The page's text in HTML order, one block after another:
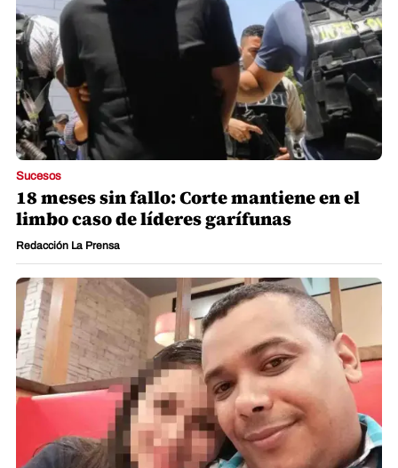
Sucesos
18 meses sin fallo: Corte mantiene en el
limbo caso de líderes garífunas
Redacción La Prensa